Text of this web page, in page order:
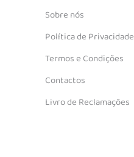
Sobre nós
Política de Privacidade
Termos e Condições
Contactos
Livro de Reclamações